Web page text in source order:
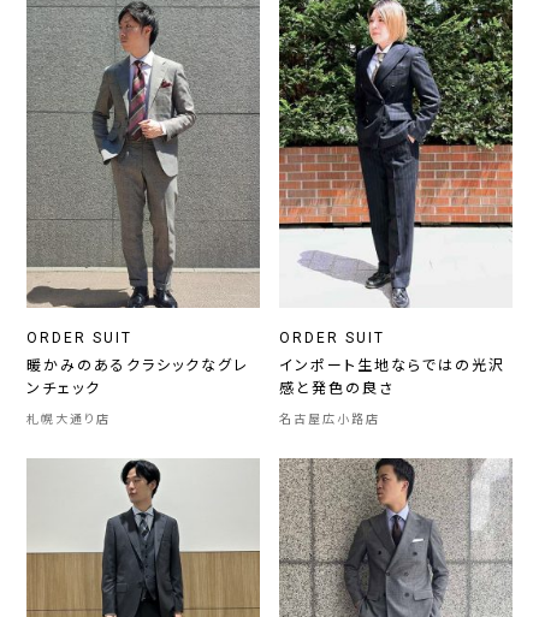
ORDER SUIT
暖かみのあるクラシックなグレ
ンチェック
札幌大通り店
ORDER SUIT
インポート生地ならではの光沢
感と発色の良さ
名古屋広小路店